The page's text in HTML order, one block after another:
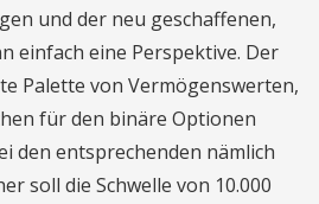
und der neu geschaffenen,
einfach eine Perspektive. Der
Palette von Vermögenswerten,
für den binäre Optionen
den entsprechenden nämlich
soll die Schwelle von 10.000